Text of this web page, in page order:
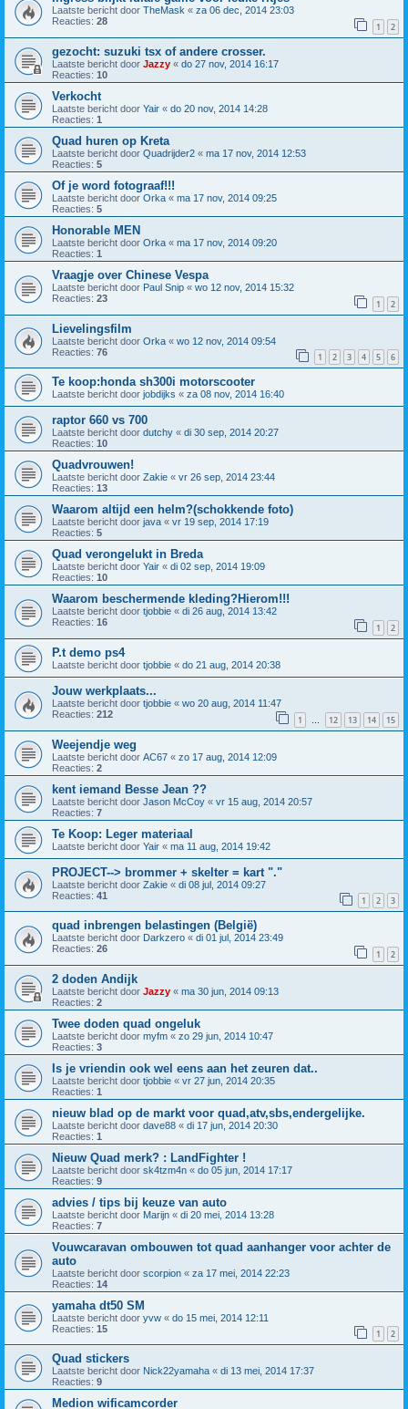
Laatste bericht door TheMask « za 06 dec, 2014 23:03
Reacties: 28 1 2
gezocht: suzuki tsx of andere crosser.
Laatste bericht door Jazzy « do 27 nov, 2014 16:17
Reacties: 10
Verkocht
Laatste bericht door Yair « do 20 nov, 2014 14:28
Reacties: 1
Quad huren op Kreta
Laatste bericht door Quadrijder2 « ma 17 nov, 2014 12:53
Reacties: 5
Of je word fotograaf!!!
Laatste bericht door Orka « ma 17 nov, 2014 09:25
Reacties: 5
Honorable MEN
Laatste bericht door Orka « ma 17 nov, 2014 09:20
Reacties: 1
Vraagje over Chinese Vespa
Laatste bericht door Paul Snip « wo 12 nov, 2014 15:32
Reacties: 23 1 2
Lievelingsfilm
Laatste bericht door Orka « wo 12 nov, 2014 09:54
Reacties: 76 1 2 3 4 5 6
Te koop:honda sh300i motorscooter
Laatste bericht door jobdijks « za 08 nov, 2014 16:40
raptor 660 vs 700
Laatste bericht door dutchy « di 30 sep, 2014 20:27
Reacties: 10
Quadvrouwen!
Laatste bericht door Zakie « vr 26 sep, 2014 23:44
Reacties: 13
Waarom altijd een helm?(schokkende foto)
Laatste bericht door java « vr 19 sep, 2014 17:19
Reacties: 5
Quad verongelukt in Breda
Laatste bericht door Yair « di 02 sep, 2014 19:09
Reacties: 10
Waarom beschermende kleding?Hierom!!!
Laatste bericht door tjobbie « di 26 aug, 2014 13:42
Reacties: 16 1 2
P.t demo ps4
Laatste bericht door tjobbie « do 21 aug, 2014 20:38
Jouw werkplaats...
Laatste bericht door tjobbie « wo 20 aug, 2014 11:47
Reacties: 212 1 … 12 13 14 15
Weejendje weg
Laatste bericht door AC67 « zo 17 aug, 2014 12:09
Reacties: 2
kent iemand Besse Jean ??
Laatste bericht door Jason McCoy « vr 15 aug, 2014 20:57
Reacties: 7
Te Koop: Leger materiaal
Laatste bericht door Yair « ma 11 aug, 2014 19:42
PROJECT--> brommer + skelter = kart "."
Laatste bericht door Zakie « di 08 jul, 2014 09:27
Reacties: 41 1 2 3
quad inbrengen belastingen (België)
Laatste bericht door Darkzero « di 01 jul, 2014 23:49
Reacties: 26 1 2
2 doden Andijk
Laatste bericht door Jazzy « ma 30 jun, 2014 09:13
Reacties: 2
Twee doden quad ongeluk
Laatste bericht door myfm « zo 29 jun, 2014 10:47
Reacties: 3
Is je vriendin ook wel eens aan het zeuren dat..
Laatste bericht door tjobbie « vr 27 jun, 2014 20:35
Reacties: 1
nieuw blad op de markt voor quad,atv,sbs,endergelijke.
Laatste bericht door dave88 « di 17 jun, 2014 20:30
Reacties: 1
Nieuw Quad merk? : LandFighter !
Laatste bericht door sk4tzm4n « do 05 jun, 2014 17:17
Reacties: 9
advies / tips bij keuze van auto
Laatste bericht door Marijn « di 20 mei, 2014 13:28
Reacties: 7
Vouwcaravan ombouwen tot quad aanhanger voor achter de
auto
Laatste bericht door scorpion « za 17 mei, 2014 22:23
Reacties: 14
yamaha dt50 SM
Laatste bericht door yvw « do 15 mei, 2014 12:11
Reacties: 15 1 2
Quad stickers
Laatste bericht door Nick22yamaha « di 13 mei, 2014 17:37
Reacties: 9
Medion wificamcorder